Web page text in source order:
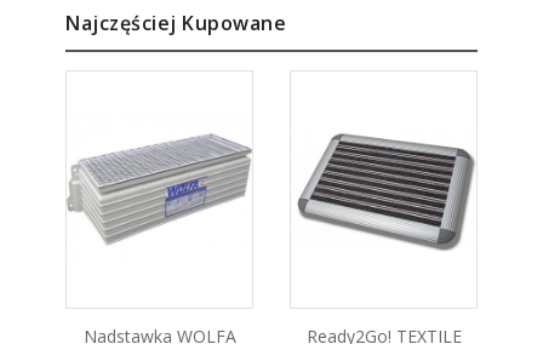
Najczęściej Kupowane
Nadstawka WOLFA
Ready2Go! TEXTILE